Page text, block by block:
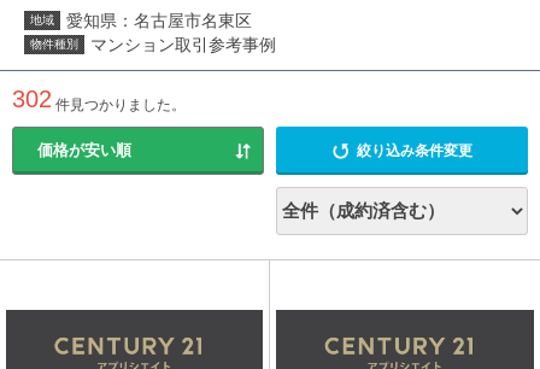
地域 愛知県：名古屋市名東区
物件種別 マンション取引参考事例
302 件見つかりました。
絞り込み条件変更